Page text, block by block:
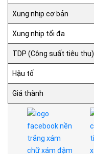
Xung nhịp cơ bản
Xung nhịp tối đa
TDP (Công suất tiêu thụ)
Hậu tố
Giá thành